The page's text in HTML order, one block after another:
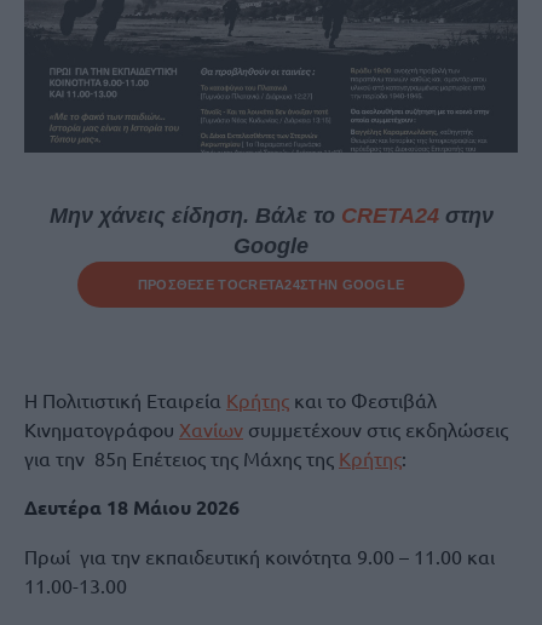
Μην χάνεις είδηση. Βάλε το CRETA24στην
Google
ΠΡΟΣΘΕΣΕ ΤΟCRETA24ΣΤΗΝ GOOGLE
Η Πολιτιστική Εταιρεία Κρήτης και το Φεστιβάλ
Κινηματογράφου Χανίων συμμετέχουν στις εκδηλώσεις
για την 85η Επέτειος της Μάχης της Κρήτης:
Δευτέρα 18 Μάιου 2026
Πρωί για την εκπαιδευτική κοινότητα 9.00 – 11.00 και
11.00-13.00